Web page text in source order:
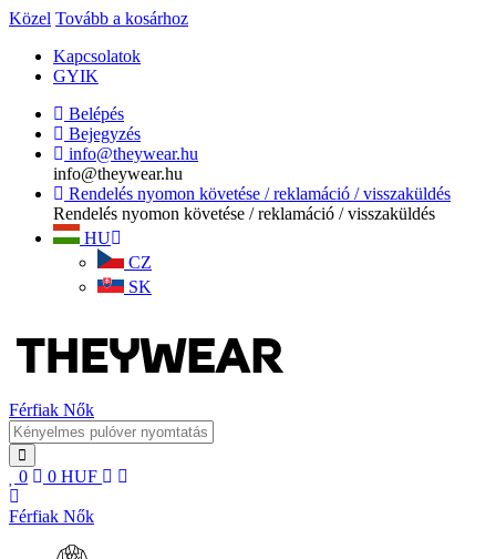
Közel Tovább a kosárhoz
Kapcsolatok
GYIK
Belépés
Bejegyzés
info@theywear.hu
info@theywear.hu
Rendelés nyomon követése / reklamáció / visszaküldés
Rendelés nyomon követése / reklamáció / visszaküldés
HU
CZ
SK
Férfiak Nők
0 0 HUF
Férfiak Nők